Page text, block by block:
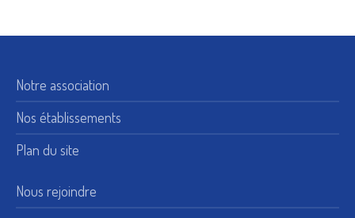
Notre association
Nos établissements
Plan du site
Nous rejoindre